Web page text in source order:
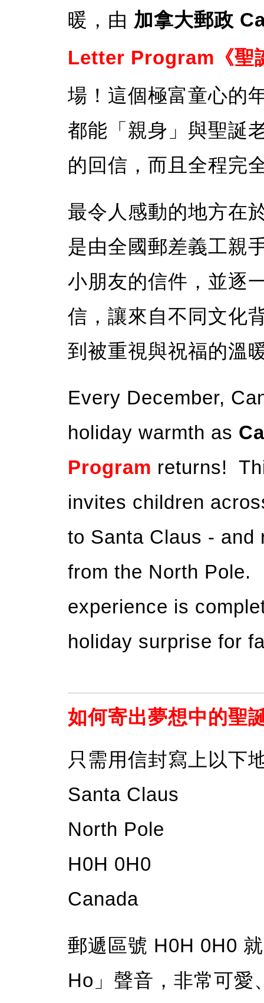
暖，由 加拿大郵政
Letter Program《聖
場！這個極富童心的
都能「親身」與聖誕
的回信，而且全程完
最令人感動的地方在
是由全國郵差義工親
小朋友的信件，並逐
信，讓來自不同文化
到被重視與祝福的溫
Every December,
holiday warmth as
Program returns!
invites children
to Santa Claus - and
from the North Pole.
experience is
holiday surprise for
如何寄出夢想中的聖
只需用信封寫上以下
Santa Claus
North Pole
H0H 0H0
Canada
郵遞區號 H0H 0H0
Ho」聲音，非常可愛